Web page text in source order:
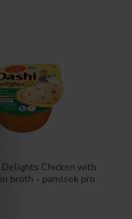
Delights Chicken with
in broth - pamlsek pro